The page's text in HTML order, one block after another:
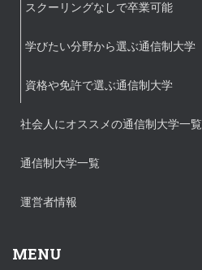
スクーリングなしで卒業可能
学びたい分野から選ぶ通信制大学
資格や免許で選ぶ通信制大学
社会人にオススメの通信制大学一覧
通信制大学一覧
運営者情報
MENU